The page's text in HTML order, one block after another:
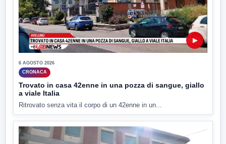
▶
6 AGOSTO 2026
CRONACA
Trovato in casa 42enne in una pozza di sangue, giallo
a viale Italia
Ritrovato senza vita il corpo di un 42enne in un...